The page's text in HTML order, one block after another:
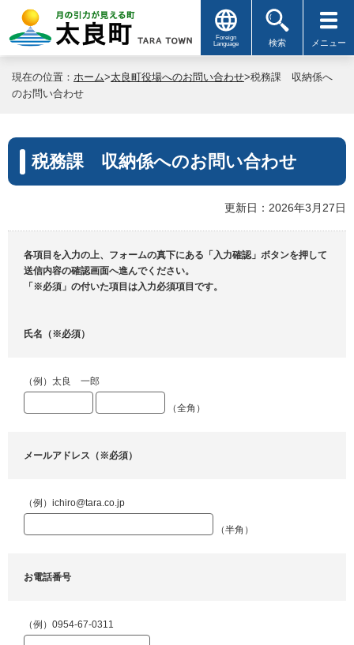
Foreign
Language
検索 メニュー
現在の位置： ホーム>太良町役場へのお問い合わせ>税務課 収納係へ
のお問い合わせ
税務課 収納係へのお問い合わせ
更新日：2026年3月27日
各項目を入力の上、フォームの真下にある「入力確認」ボタンを押して
送信内容の確認画面へ進んでください。
「※必須」の付いた項目は入力必須項目です。
氏名（※必須）
（例）太良 一郎
（全角）
メールアドレス（※必須）
（例）ichiro@tara.co.jp
（半角）
お電話番号
（例）0954-67-0311